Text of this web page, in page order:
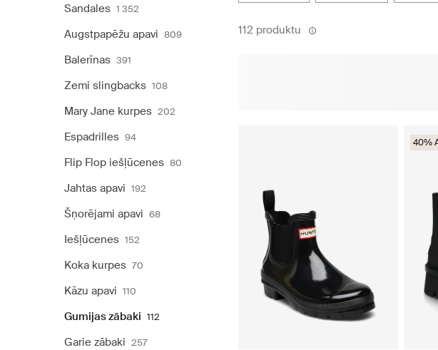
Sandales 1 352
Augstpapēžu apavi 809
Balerīnas 391
Zemi slingbacks 108
Mary Jane kurpes 202
Espadrilles 94
Flip Flop iešļūcenes 80
Jahtas apavi 192
Šņorējami apavi 68
Iešļūcenes 152
Koka kurpes 70
Kāzu apavi 110
Gumijas zābaki 112
Garie zābaki 257
112 produktu
40%